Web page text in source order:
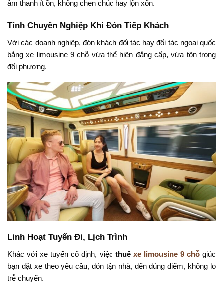
âm thanh ít ồn, không chen chúc hay lộn xốn.
Tính Chuyên Nghiệp Khi Đón Tiếp Khách
Với các doanh nghiệp, đón khách đối tác hay đối tác ngoại quốc
bằng xe limousine 9 chỗ vừa thể hiện đẳng cấp, vừa tôn trọng
đối phương.
Linh Hoạt Tuyến Đi, Lịch Trình
Khác với xe tuyến cố định, việc thuê xe limousine 9 chỗgiúc
bạn đặt xe theo yêu cầu, đón tận nhà, đến đúng điểm, không lo
trễ chuyển.